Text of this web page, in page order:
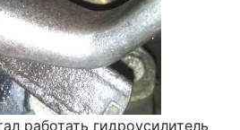
работать гидроусилитель